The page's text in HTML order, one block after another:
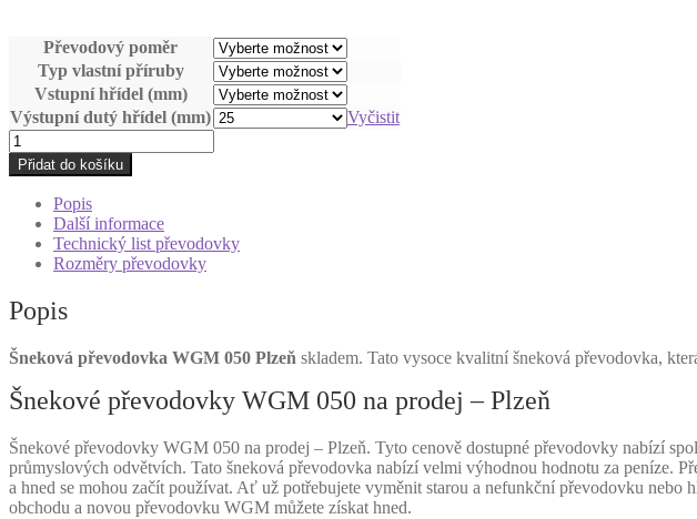
Převodový poměr
Typ vlastní příruby
Vstupní hřídel (mm)
Výstupní dutý hřídel (mm)
Vyčistit
Převodovka
šneková
WGM
Plzeň
množství
Přidat do košíku
Popis
Další informace
Technický list převodovky
Rozměry převodovky
Popis
Šneková převodovka WGM 050 Plzeň skladem. Tato vysoce kvalitní šneková převodovka,
Šnekové převodovky WGM 050 na prodej – Plzeň
Šnekové převodovky WGM 050 na prodej – Plzeň. Tyto cenově dostupné převodovky nabízí
průmyslových odvětvích. Tato šneková převodovka nabízí velmi výhodnou hodnotu za peníze.
a hned se mohou začít používat. Ať už potřebujete vyměnit starou a nefunkční převodovku
obchodu a novou převodovku WGM můžete získat hned.